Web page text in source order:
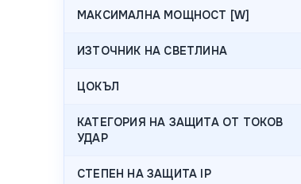
МАКСИМАЛНА МОЩНОСТ [W]
ИЗТОЧНИК НА СВЕТЛИНА
ЦОКЪЛ
КАТЕГОРИЯ НА ЗАЩИТА ОТ ТОКОВ
УДАР
СТЕПЕН НА ЗАЩИТА IP